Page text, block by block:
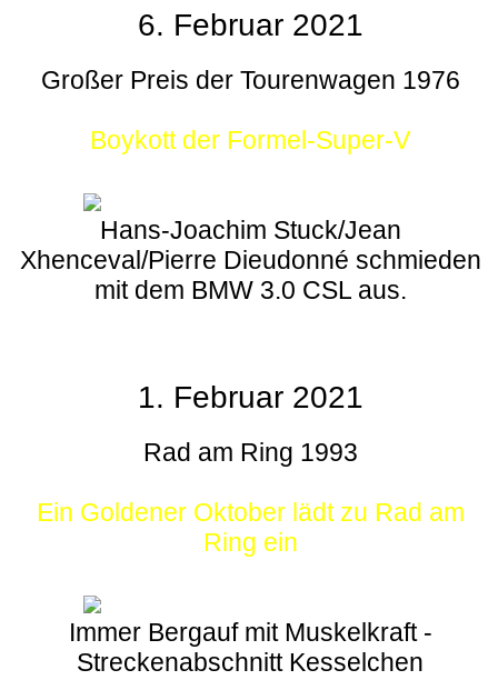
6. Februar 2021
Großer Preis der Tourenwagen 1976
Boykott der Formel-Super-V
Hans-Joachim Stuck/Jean
Xhenceval/Pierre Dieudonné schmieden
mit dem BMW 3.0 CSL aus.
1. Februar 2021
Rad am Ring 1993
Ein Goldener Oktober lädt zu Rad am
Ring ein
Immer Bergauf mit Muskelkraft -
Streckenabschnitt Kesselchen